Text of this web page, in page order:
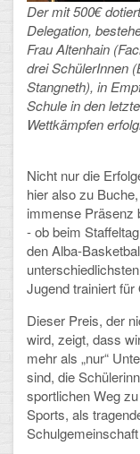
Schulsozialarbeit
Elternchor
Förderverein
Ehemalige
Schulzeitung:
FÄCHER
Deutsch und
Ethik,
Der mit 500€
Delegation,
Frau Altenhain
drei SchülerInnen
Stangneth), in
Schule in den
Wettkämpfen
Nicht nur die
hier also zu
immense Präsenz
- ob beim
den Alba-
Jugend trainiert
Dieser Preis, der
wird, zeigt, dass
mehr als „nur“
sind, die
sportlichen Weg
Sports, als